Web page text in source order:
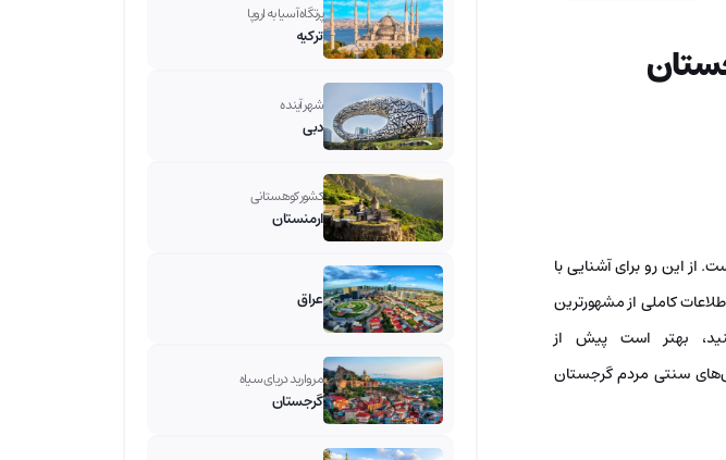
از این رو برای آشنایی با
کاملی از مشهورترین
بهتر است پیش از
سنتی مردم گرجستان
پرتگاه آسیا به اروپا
ترکیه
شهر آینده
دبی
کشور کوهستانی
ارمنستان
عراق
مروارید دریای سیاه
گرجستان